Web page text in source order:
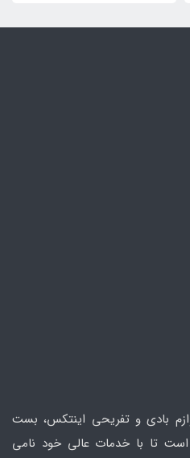
بادی و تفریحی اینتکس، بست
تا با خدمات عالی خود نامی